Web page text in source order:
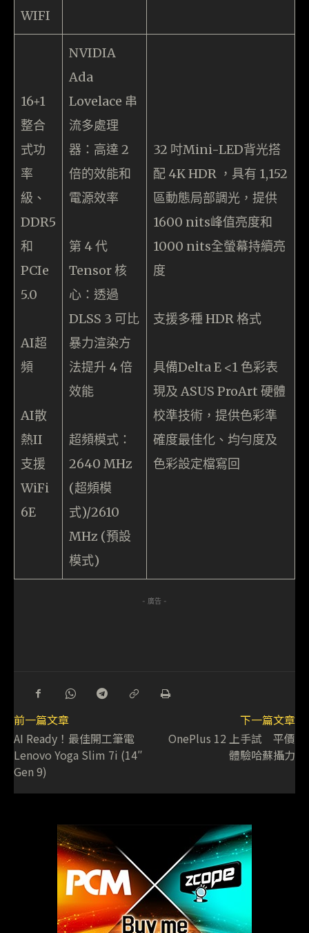
WIFI
16+1
整合
式功
率
級、
DDR5
和
PCIe
5.0
AI超
頻
AI散
熱II
支援
WiFi
6E
NVIDIA
Ada
Lovelace 串
流多處理
器：高達 2
倍的效能和
電源效率
第 4 代
Tensor 核
心：透過
DLSS 3 可比
暴力渲染方
法提升 4 倍
效能
超頻模式：
2640 MHz
(超頻模
式)/2610
MHz (預設
模式)
32 吋Mini-LED背光搭
配 4K HDR ，具有 1,152
區動態局部調光，提供
1600 nits峰值亮度和
1000 nits全螢幕持續亮
度
支援多種 HDR 格式
具備Delta E <1 色彩表
現及 ASUS ProArt 硬體
校準技術，提供色彩準
確度最佳化、均勻度及
色彩設定檔寫回
- 廣告 -
前一篇文章
AI Ready！最佳開工筆電
Lenovo Yoga Slim 7i (14″
Gen 9)
下一篇文章
OnePlus 12 上手試 平價
體驗哈蘇攝力